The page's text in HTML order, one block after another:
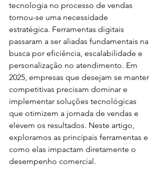
tecnologia no processo de vendas
tornou-se uma necessidade
estratégica. Ferramentas digitais
passaram a ser aliadas fundamentais na
busca por eficiência, escalabilidade e
personalização no atendimento. Em
2025, empresas que desejam se manter
competitivas precisam dominar e
implementar soluções tecnológicas
que otimizem a jornada de vendas e
elevem os resultados. Neste artigo,
exploramos as principais ferramentas e
como elas impactam diretamente o
desempenho comercial.